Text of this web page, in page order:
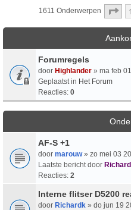
1611 Onderwerpen 1
Forumregels
door Highlander » ma feb
Geplaatst in Het Forum
Reacties: 0
AF-S +1
door marouw» zo mei 03
Laatste bericht door Richard
Reacties: 2
Interne flitser D5200
door Richardk » do jun 19